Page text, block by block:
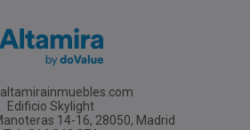
Edificio Skylight
14-16, 28050, Madrid